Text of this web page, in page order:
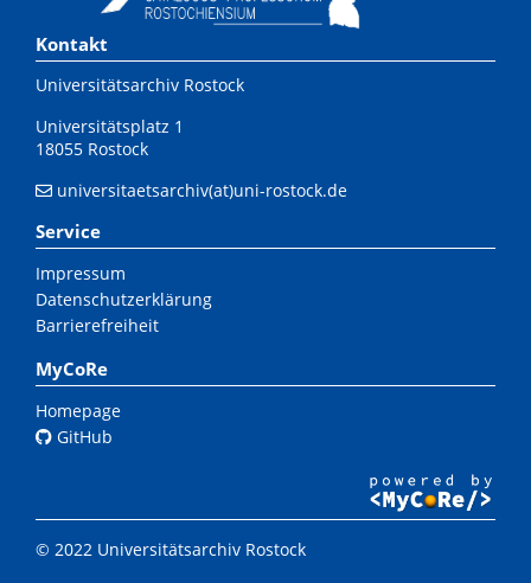
Kontakt
Universitätsarchiv Rostock
Universitätsplatz 1
18055 Rostock
universitaetsarchiv(at)uni-rostock.de
Service
Impressum
Datenschutzerklärung
Barrierefreiheit
MyCoRe
Homepage
GitHub
© 2022 Universitätsarchiv Rostock